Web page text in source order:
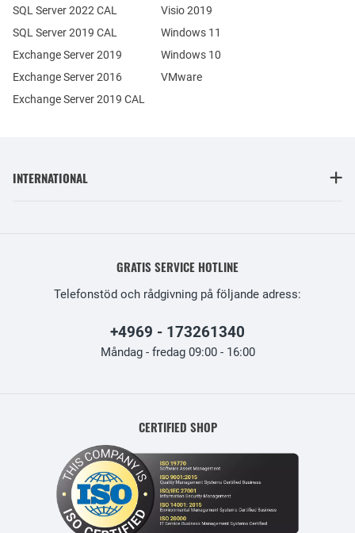
Exchange Server 2019
Exchange Server 2016
SQL Server 2022 CAL
SQL Server 2019 CAL
Exchange Server 2019 CAL
Visio 2019
Windows 11
Windows 10
VMware
INTERNATIONAL
GRATIS SERVICE HOTLINE
Telefonstöd och rådgivning på följande adress:
+4969 - 173261340
Måndag - fredag 09:00 - 16:00
CERTIFIED SHOP